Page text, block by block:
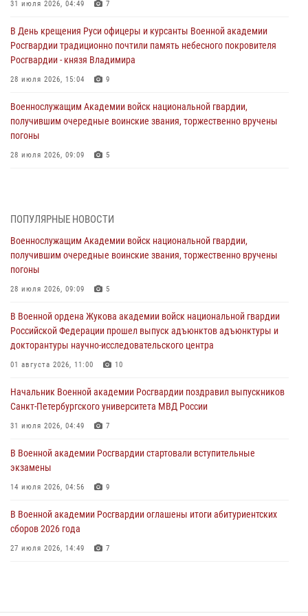
31 июля 2026, 04:49 7
В День крещения Руси офицеры и курсанты Военной академии
Росгвардии традиционно почтили память небесного покровителя
Росгвардии - князя Владимира
28 июля 2026, 15:04 9
Военнослужащим Академии войск национальной гвардии,
получившим очередные воинские звания, торжественно вручены
погоны
28 июля 2026, 09:09 5
27 июля 2026, 14:49 7
Военная академия информирует!
23 июля 2026, 04:51
Курсант Военной академии войск национальной гвардии принял
22 июля 2026, 09:41
Мастер‑класс по стрельбе: точность, тактика, профессионализм
20 июля 2026, 11:17 8
108 лет со дня образования подразделений связи войск
ПОПУЛЯРНЫЕ НОВОСТИ
Военнослужащим Академии войск национальной гвардии,
получившим очередные воинские звания, торжественно вручены
погоны
28 июля 2026, 09:09 5
В Военной ордена Жукова академии войск национальной гвардии
Российской Федерации прошел выпуск адъюнктов адъюнктуры и
докторантуры научно-исследовательского центра
01 августа 2026, 11:00 10
Начальник Военной академии Росгвардии поздравил выпускников
Санкт-Петербургского университета МВД России
31 июля 2026, 04:49 7
В Военной академии Росгвардии стартовали вступительные
экзамены
14 июля 2026, 04:56 9
В Военной академии Росгвардии оглашены итоги абитуриентских
сборов 2026 года
27 июля 2026, 14:49 7